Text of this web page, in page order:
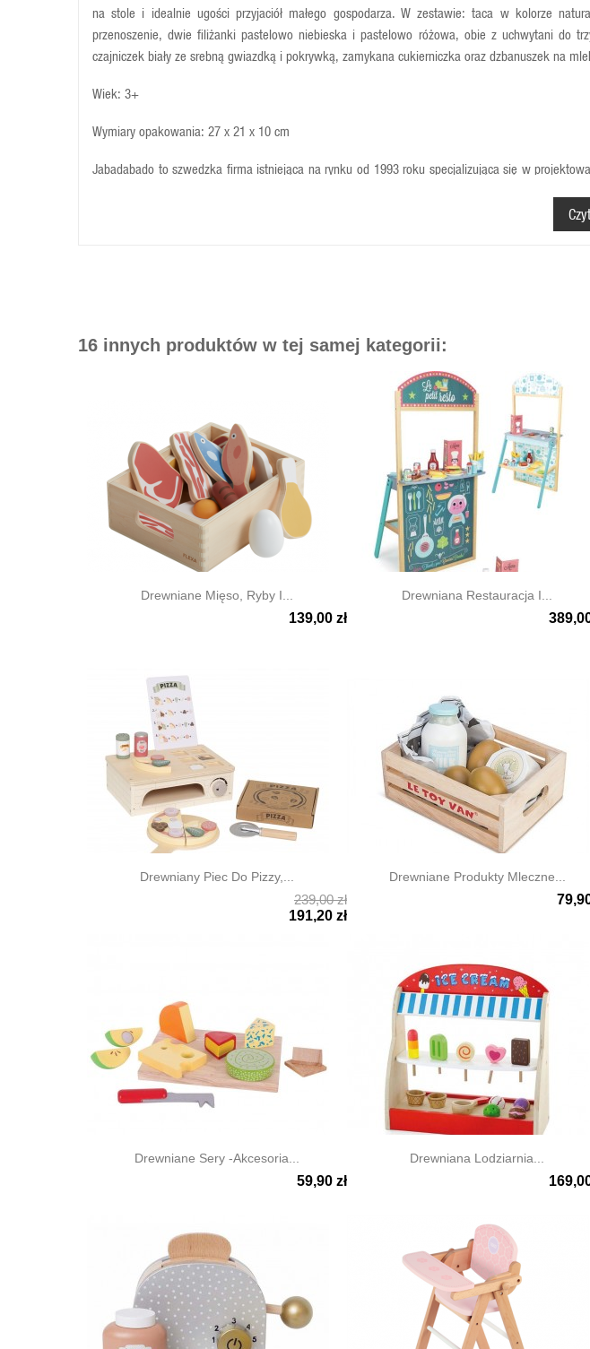
na stole i idealnie ugości przyjaciół małego gospodarza. W zestawie: taca w kolorze
przenoszenie, dwie filiżanki pastelowo niebieska i pastelowo różowa, obie z uchwytani do
czajniczek biały ze srebną gwiazdką i pokrywką, zamykana cukierniczka oraz dzbanuszek na
Wiek: 3+
Wymiary opakowania: 27 x 21 x 10 cm
Jabadabado to szwedzka firma istniejąca na rynku od 1993 roku specjalizująca się w
16 innych produktów w tej samej kategorii:
Drewniane Mięso, Ryby I...
139,00 zł
Drewniana Restauracja I...
Drewniany Piec Do Pizzy,...
239,00 zł
191,20 zł
Drewniane Produkty Mleczne...
Drewniane Sery -akcesoria...
59,90 zł
Drewniana Lodziarnia...